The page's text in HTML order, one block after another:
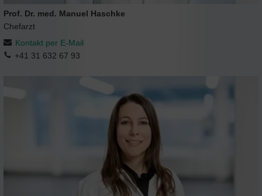
Prof. Dr. med. Manuel Haschke
Chefarzt
Kontakt per E-Mail
+41 31 632 67 93